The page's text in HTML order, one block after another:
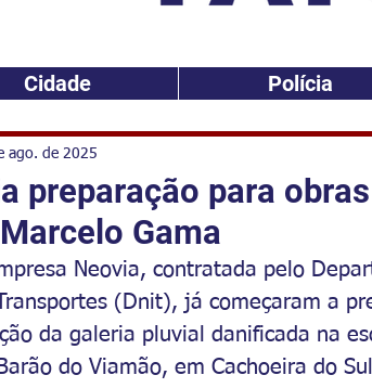
Cidade Polícia
preparação para
Gama
ago. de 2025
Neovia, contratada pelo
(Dnit), já começaram a
da galeria pluvial danificada na
do Viamão, em Cachoeira do